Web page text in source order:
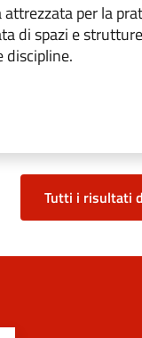
attrezzata per la
di spazi e
discipline.
Tutti i risultati